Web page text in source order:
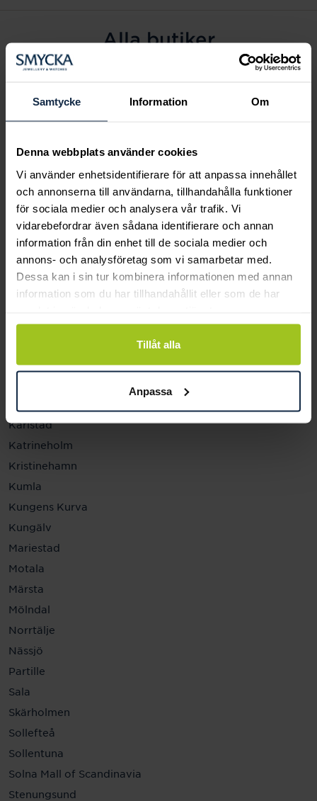
Samtycke Information Om
Denna webbplats använder cookies
Vi använder enhetsidentifierare för att anpassa innehållet
och annonserna till användarna, tillhandahålla funktioner
för sociala medier och analysera vår trafik. Vi
vidarebefordrar även sådana identifierare och annan
information från din enhet till de sociala medier och
annons- och analysföretag som vi samarbetar med.
Dessa kan i sin tur kombinera informationen med annan
information som du har tillhandahållit eller som de har
Tillåt alla
Anpassa
Alla butiker
Alingsås
Arvidsjaur
Eksjö
Fagersta
Farsta
Gävle
Halmstad
Halmstad Hallarna
Haninge
Helsingborg
Jönköping
Karlstad
Katrineholm
Kristinehamn
Kumla
Kungens Kurva
Kungälv
Mariestad
Motala
Märsta
Mölndal
Norrtälje
Nässjö
Partille
Sala
Skärholmen
Sollefteå
Sollentuna
Solna Mall of Scandinavia
Stenungsund